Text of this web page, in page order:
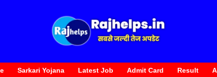
Sarkari Yojana Latest Job Admit Card Result